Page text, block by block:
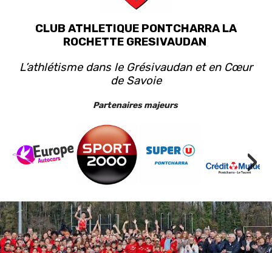
CLUB ATHLETIQUE PONTCHARRA LA
ROCHETTE GRESIVAUDAN
L’athlétisme dans le Grésivaudan et en Cœur
de Savoie
Partenaires majeurs
›